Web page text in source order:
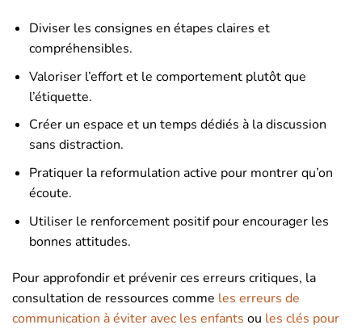
Diviser les consignes en étapes claires et
compréhensibles.
Valoriser l’effort et le comportement plutôt que
l’étiquette.
Créer un espace et un temps dédiés à la discussion
sans distraction.
Pratiquer la reformulation active pour montrer qu’on
écoute.
Utiliser le renforcement positif pour encourager les
bonnes attitudes.
Pour approfondir et prévenir ces erreurs critiques, la
consultation de ressources comme les erreurs de
communication à éviter avec les enfants ou les clés pour